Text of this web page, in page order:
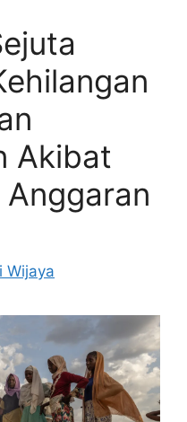
Akibat
Wijaya